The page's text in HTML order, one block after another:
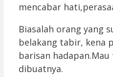
mencabar
Biasalah orang yang
belakang tabir, kena
barisan
dibuatnya.